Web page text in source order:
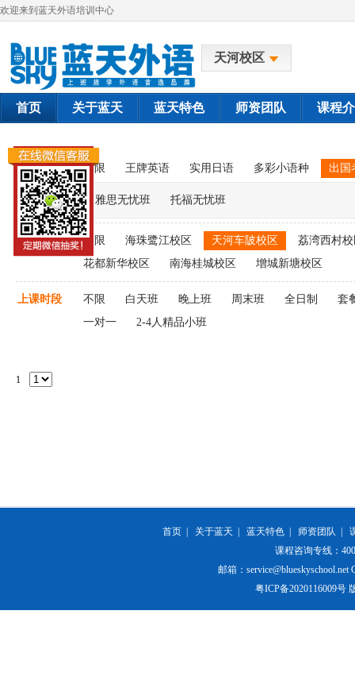
欢迎来到蓝天外语培训中心
天河校区
首页 关于蓝天 蓝天特色 师资团队 课程
课程类别 不限 王牌英语 实用日语 多彩小语种 出国
雅思无忧班 托福无忧班
上课校区 不限 海珠鹭江校区 天河车陂校区
荔湾西村
花都新华校区
南海桂城校区 增城新塘校区
上课时段 不限 白天班 晚上班 周末班 全日制
套
一对一
2-4人精品小班
1
首页 关于蓝天 蓝天特色 师资团队
课程咨询专线：
邮箱：service@blueskyschool.net
粤ICP备2020116009号